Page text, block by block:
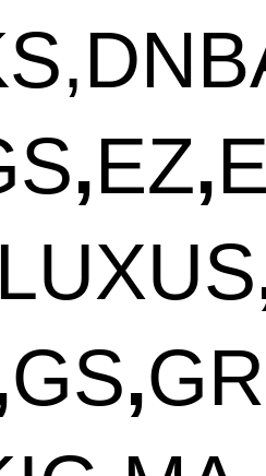
,
,EZ,
GS,GR